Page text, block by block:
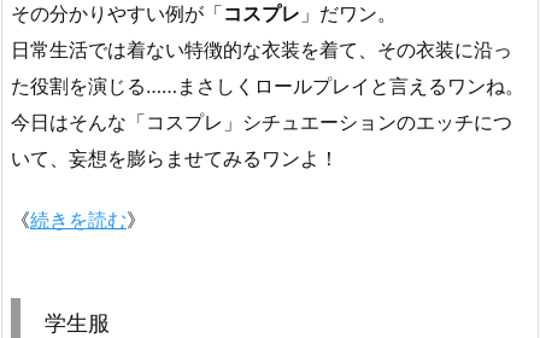
その分かりやすい例が「コスプレ 」だワン。
日常生活では着ない特徴的な衣装を着て、その衣装に沿っ
た役割を演じる……まさしくロールプレイと言えるワンね。
今日はそんな「コスプレ」シチュエーションのエッチにつ
いて、妄想を膨らませてみるワンよ！
《続きを読む》
学生服